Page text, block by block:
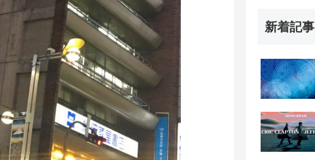
新着記事